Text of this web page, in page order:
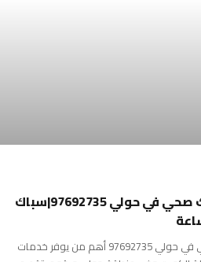
أفضل سباك صحي في حولي 97692735|سباك
يعد سباك صحي في حولي 97692735 أهم من يوفر خدمات